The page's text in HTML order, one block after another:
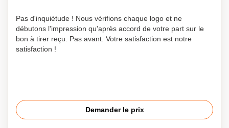
Pas d'inquiétude ! Nous vérifions chaque logo et ne
débutons l'impression qu'après accord de votre part sur le
bon à tirer reçu. Pas avant. Votre satisfaction est notre
satisfaction !
Demander le prix